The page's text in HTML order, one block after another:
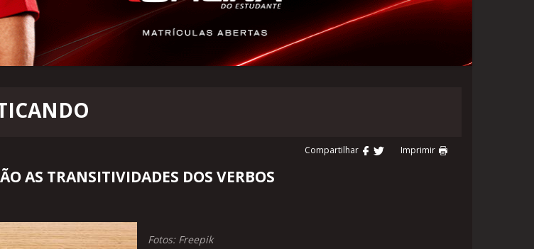
Compartilhar Imprimir
AS TRANSITIVIDADES DOS VERBOS
Fotos: Freepik